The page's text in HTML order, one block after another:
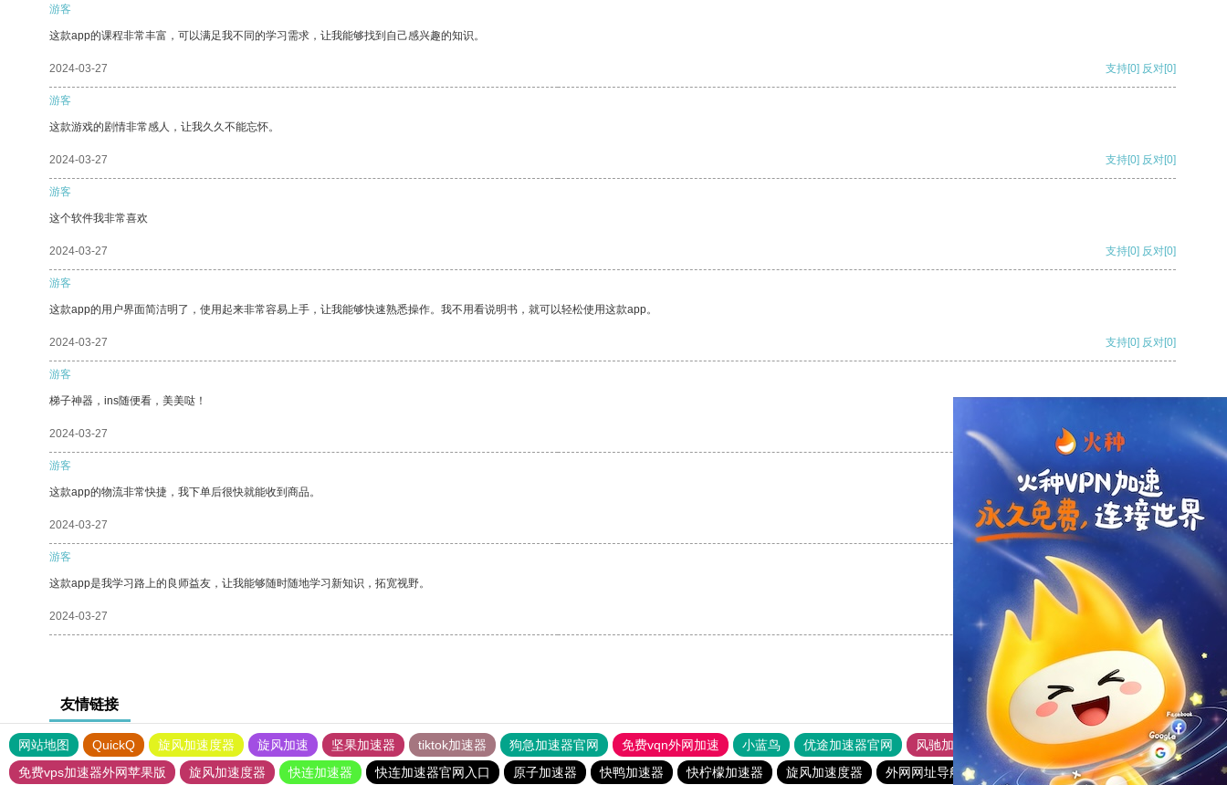
游客
这款app的课程非常丰富，可以满足我不同的学习需求，让我能够找到自己感兴趣的知识。
2024-03-27 支持[0] 反对[0]
游客
这款游戏的剧情非常感人，让我久久不能忘怀。
2024-03-27 支持[0] 反对[0]
游客
这个软件我非常喜欢
2024-03-27 支持[0] 反对[0]
游客
这款app的用户界面简洁明了，使用起来非常容易上手，让我能够快速熟悉操作。我不用看说明书，就可以轻松使用这款app。
2024-03-27 支持[0] 反对[0]
游客
梯子神器，ins随便看，美美哒！
2024-03-27 支持
游客
这款app的物流非常快捷，我下单后很快就能收到商品。
2024-03-27 支持[0] 反对[0]
游客
这款app是我学习路上的良师益友，让我能够随时随地学习新知识，拓宽视野。
2024-03-27 支持[0] 反对[0]
友情链接
网站地图 QuickQ 旋风加速度器 旋风加速 坚果加速器 tiktok加速器 狗急加速器官网 免费vqn外网加速 小蓝鸟 优途加速器官网 风驰加速器
旋风加速器
免费vps加速器外网苹果版
旋风加速度器 快连加速器 快连加速器官网入口 原子加速器 快鸭加速器 快柠檬加速器 旋风加速度器 外网网址导航 软件中心 银河加速器